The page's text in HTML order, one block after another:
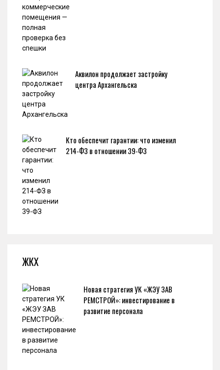
Аквилон продолжает застройку
центра Архангельска
Кто обеспечит гарантии: что изменил
214-ФЗ в отношении 39-ФЗ
ЖКХ
Новая стратегия УК «ЖЭУ ЗАВ
РЕМСТРОЙ»: инвестирование в
развитие персонала